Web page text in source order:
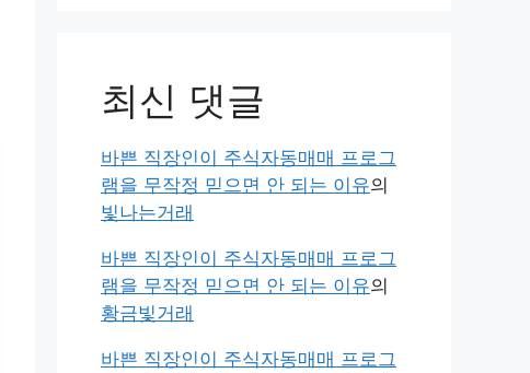
최신 댓글
바쁜 직장인이 주식자동매매 프로그
램을 무작정 믿으면 안 되는 이유의
빛나는거래
바쁜 직장인이 주식자동매매 프로그
램을 무작정 믿으면 안 되는 이유의
황금빛거래
바쁜 직장인이 주식자동매매 프로그